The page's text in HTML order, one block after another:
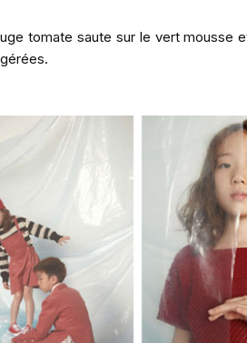
tomate saute sur le vert mousse